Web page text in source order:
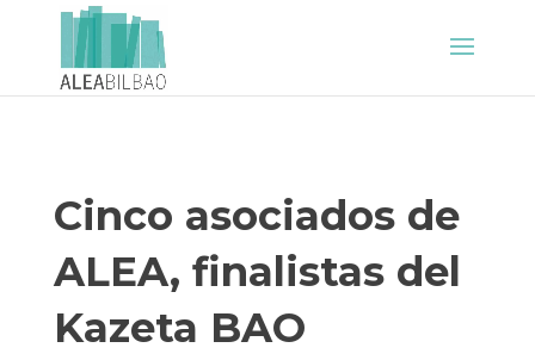
Cinco asociados de
ALEA, finalistas del
Kazeta BAO